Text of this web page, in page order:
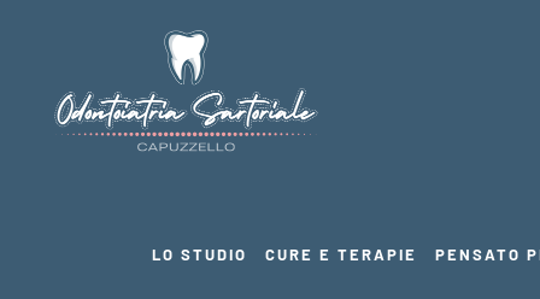
contenuto
LO STUDIO CURE E TERAPIE PENSATO